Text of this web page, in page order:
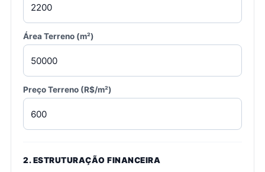
Área Terreno (m²)
Preço Terreno (R$/m²)
2. ESTRUTURAÇÃO FINANCEIRA